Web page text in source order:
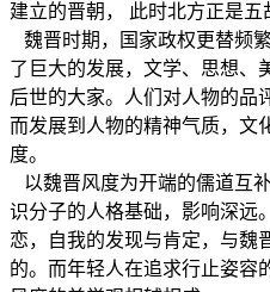
建立的晋朝， 此时北方正是五
魏晋时期，国家政权更替频
了巨大的发展，文学、思想、
后世的大家。人们对人物的品
而发展到人物的精神气质，文
度。
以魏晋风度为开端的儒道互
识分子的人格基础，影响深远
恋，自我的发现与肯定，与魏
的。而年轻人在追求行止姿容